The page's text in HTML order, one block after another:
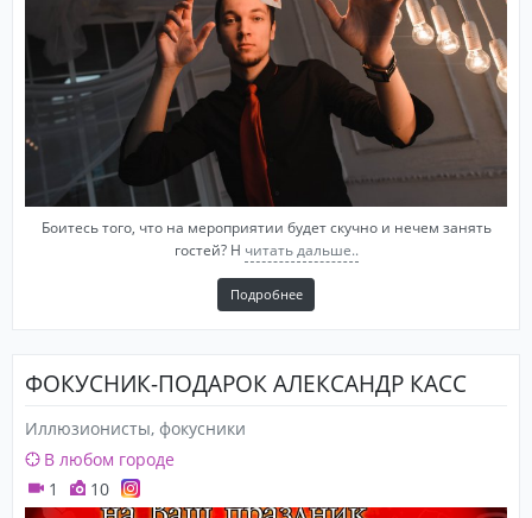
Боитесь того, что на мероприятии будет скучно и нечем занять
гостей? Н читать дальше..
Подробнее
ФОКУСНИК-ПОДАРОК АЛЕКСАНДР КАСС
Иллюзионисты, фокусники
В любом городе
1
10